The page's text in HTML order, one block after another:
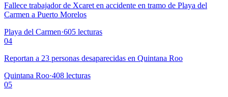
Fallece trabajador de Xcaret en accidente en tramo de Playa del
Carmen a Puerto Morelos
Playa del Carmen·605 lecturas
04
Reportan a 23 personas desaparecidas en Quintana Roo
Quintana Roo·408 lecturas
05